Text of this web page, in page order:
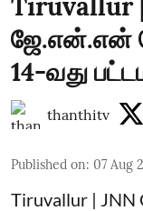
ஜே.என்.என்
14-வது
thanthitv
Published on: 07 Aug
Tiruvallur |